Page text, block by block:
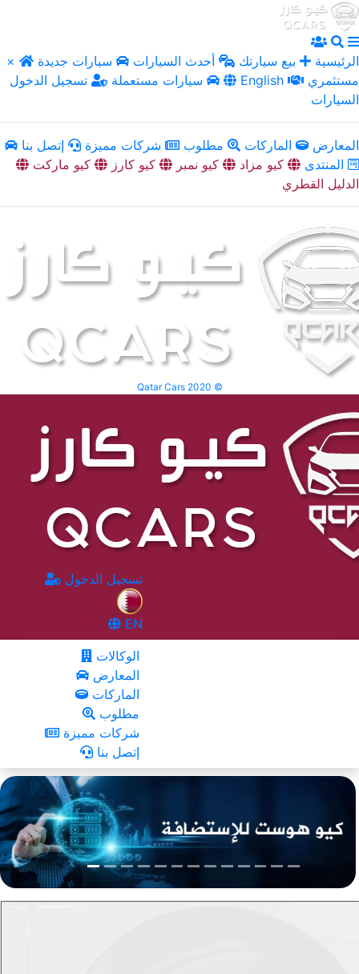
× الرئيسية بيع سيارتك أحدث السيارات
سيارات جديدة
سيارات مستعملة
تسجيل الدخول English
السيارات
المعارض الماركات مطلوب شركات مميزة
إتصل بنا
المنتدى
كيو مزاد كيو نمبر كيو كارز
كيو ماركت
الدليل القطري
Qatar Cars 2020 ©
تسجيل الدخول
EN
الوكالات
المعارض
الماركات
مطلوب
شركات مميزة
إتصل بنا